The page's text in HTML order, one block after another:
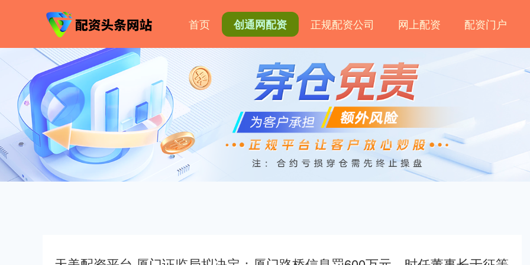
首页 创通网配资 正规配资公司 网上配资 配资门户